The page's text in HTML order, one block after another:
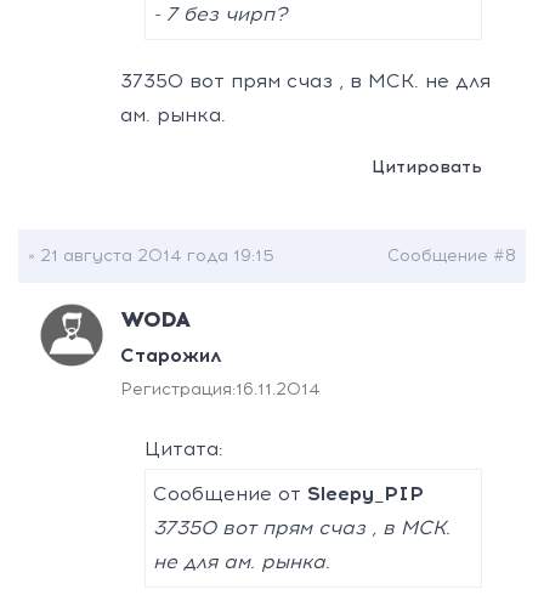
- 7 без чирп?
37350 вот прям счаз , в МСК. не для
ам. рынка.
Цитировать
» 21 августа 2014 года 19:15 Сообщение #8
WODA
Старожил
Регистрация:16.11.2014
Цитата:
Сообщение от Sleepy_PIP
37350 вот прям счаз , в МСК.
не для ам. рынка.